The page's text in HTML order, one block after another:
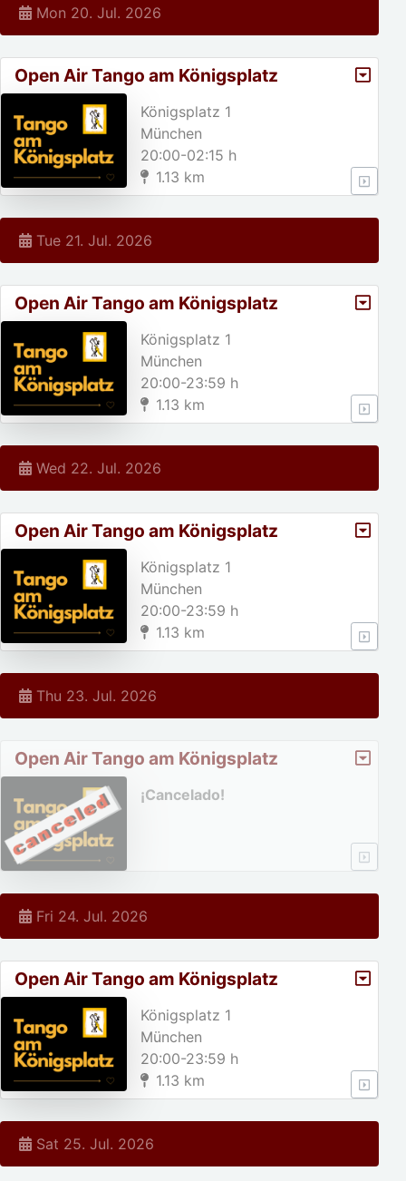
Mon 20. Jul. 2026
Open Air Tango am Königsplatz
Königsplatz 1
München
20:00-02:15 h
1.13 km
Tue 21. Jul. 2026
Open Air Tango am Königsplatz
Königsplatz 1
München
20:00-23:59 h
1.13 km
Wed 22. Jul. 2026
Open Air Tango am Königsplatz
Königsplatz 1
München
20:00-23:59 h
1.13 km
Thu 23. Jul. 2026
Open Air Tango am Königsplatz
¡Cancelado!
Fri 24. Jul. 2026
Open Air Tango am Königsplatz
Königsplatz 1
München
20:00-23:59 h
1.13 km
Sat 25. Jul. 2026